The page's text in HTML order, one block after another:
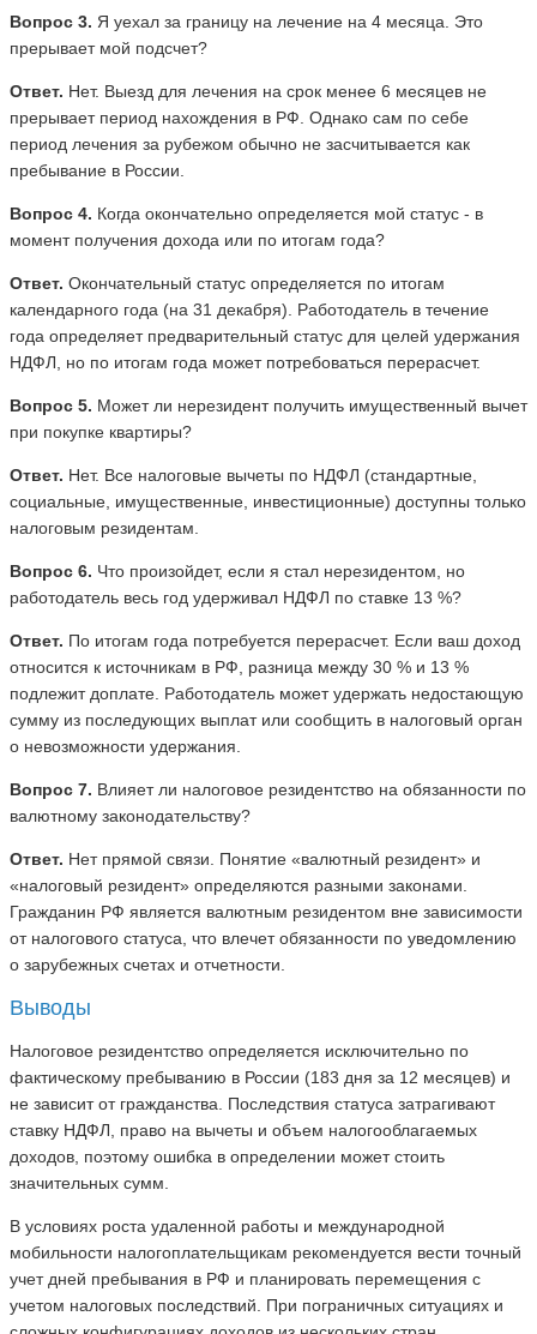
Вопрос 3. Я уехал за границу на лечение на 4 месяца. Это
прерывает мой подсчет?
Ответ. Нет. Выезд для лечения на срок менее 6 месяцев не
прерывает период нахождения в РФ. Однако сам по себе
период лечения за рубежом обычно не засчитывается как
пребывание в России.
Вопрос 4. Когда окончательно определяется мой статус - в
момент получения дохода или по итогам года?
Ответ. Окончательный статус определяется по итогам
календарного года (на 31 декабря). Работодатель в течение
года определяет предварительный статус для целей удержания
НДФЛ, но по итогам года может потребоваться перерасчет.
Вопрос 5. Может ли нерезидент получить имущественный вычет
при покупке квартиры?
Ответ. Нет. Все налоговые вычеты по НДФЛ (стандартные,
социальные, имущественные, инвестиционные) доступны только
налоговым резидентам.
Вопрос 6. Что произойдет, если я стал нерезидентом, но
работодатель весь год удерживал НДФЛ по ставке 13 %?
Ответ. По итогам года потребуется перерасчет. Если ваш доход
относится к источникам в РФ, разница между 30 % и 13 %
подлежит доплате. Работодатель может удержать недостающую
сумму из последующих выплат или сообщить в налоговый орган
о невозможности удержания.
Вопрос 7. Влияет ли налоговое резидентство на обязанности по
валютному законодательству?
Ответ. Нет прямой связи. Понятие «валютный резидент» и
«налоговый резидент» определяются разными законами.
Гражданин РФ является валютным резидентом вне зависимости
от налогового статуса, что влечет обязанности по уведомлению
о зарубежных счетах и отчетности.
Выводы
Налоговое резидентство определяется исключительно по
фактическому пребыванию в России (183 дня за 12 месяцев) и
не зависит от гражданства. Последствия статуса затрагивают
ставку НДФЛ, право на вычеты и объем налогооблагаемых
доходов, поэтому ошибка в определении может стоить
значительных сумм.
В условиях роста удаленной работы и международной
мобильности налогоплательщикам рекомендуется вести точный
учет дней пребывания в РФ и планировать перемещения с
учетом налоговых последствий. При пограничных ситуациях и